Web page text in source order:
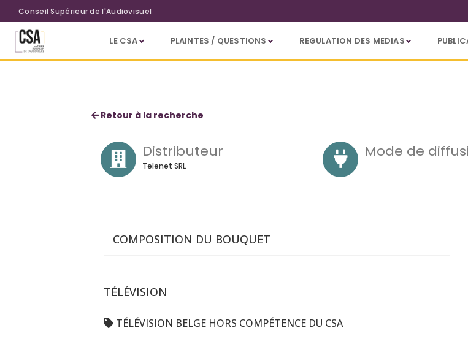
Aller au contenu principal
Conseil Supérieur de l'Audiovisuel
LE CSA PLAINTES / QUESTIONS REGULATION DES MEDIAS
Telenet Play
Retour à la recherche
Distributeur
Telenet SRL
Mode de
COMPOSITION DU BOUQUET
TÉLÉVISION
TÉLÉVISION BELGE HORS COMPÉTENCE DU CSA